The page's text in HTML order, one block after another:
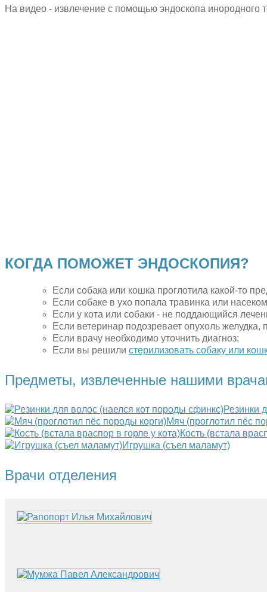
На видео - извлечение с помощью эндоскопа инородного
КОГДА ПОМОЖЕТ ЭНДОСКОПИЯ?
Если собака или кошка проглотила какой-то
Если собаке в ухо попала травинка или
Если у кота или собаки - не поддающийся
Если ветеринар подозревает опухоль
Если врачу необходимо уточнить диагноз;
Если вы решили стерилизовать собаку или
Предметы, извлеченные нашими
Резинки
Мяч (проглотил пёс
Кость (встала
Игрушка (съел маламут)
Врачи отделения